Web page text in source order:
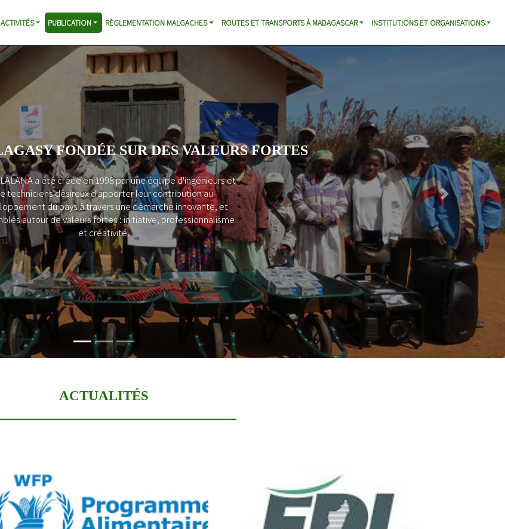
ACTIVITÉS PUBLICATION RÈGLEMENTATION MALGACHES ROUTES ET TRANSPORTS À MADAGASCAR INSTITUTIONS ET ORGANISATIONS
NOS OBJECTIFS SPECIFIQUES
Augmentation de la mobilité en zone rurale
Rentabilisation des investissements en infrastructures
Contribution à la reconstitution du patrimoine routier
malgache
Soutien aux initiatives locales en faveur de la réduction de la
pauvreté
L’amélioration de l’accès aux services socio-
économiques de base
Réduction des impacts négatifs des routes
Promotion d’un comportement responsable des citoyens
et des dirigeants
Next
ACTUALITÉS